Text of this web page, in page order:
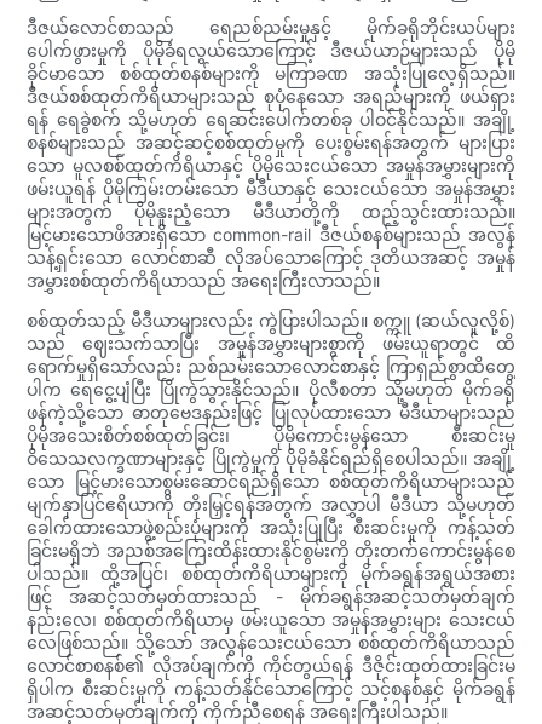
ဒီဇယ်လောင်စာသည် ရေညစ်ညမ်းမှုနှင့် မိုက်ခရိုဘိုင်းယပ်များ
ပေါက်ဖွားမှုကို ပိုမိုခံရလွယ်သောကြောင့် ဒီဇယ်ယာဉ်များသည် ပိုမို
ခိုင်မာသော စစ်ထုတ်စနစ်များကို မကြာခဏ အသုံးပြုလေ့ရှိသည်။
ဒီဇယ်စစ်ထုတ်ကိရိယာများသည် စုပုံနေသော အရည်များကို ဖယ်ရှား
ရန် ရေခွဲစက် သို့မဟုတ် ရေဆင်းပေါက်တစ်ခု ပါဝင်နိုင်သည်။ အချို့
စနစ်များသည် အဆင့်ဆင့်စစ်ထုတ်မှုကို ပေးစွမ်းရန်အတွက် များပြား
သော မူလစစ်ထုတ်ကိရိယာနှင့် ပိုမိုသေးငယ်သော အမှုန်အမွှားများကို
ဖမ်းယူရန် ပိုမိုကြမ်းတမ်းသော မီဒီယာနှင့် သေးငယ်သော အမှုန်အမွှား
များအတွက် ပိုမိုနူးညံ့သော မီဒီယာတို့ကို ထည့်သွင်းထားသည်။
မြင့်မားသောဖိအားရှိသော common-rail ဒီဇယ်စနစ်များသည် အလွန်
သန့်ရှင်းသော လောင်စာဆီ လိုအပ်သောကြောင့် ဒုတိယအဆင့် အမှုန်
အမွှားစစ်ထုတ်ကိရိယာသည် အရေးကြီးလာသည်။
စစ်ထုတ်သည့် မီဒီယာများလည်း ကွဲပြားပါသည်။ စက္ကူ (ဆယ်လူလို့စ်)
သည် ဈေးသက်သာပြီး အမှုန်အမွှားများစွာကို ဖမ်းယူရာတွင် ထိ
ရောက်မှုရှိသော်လည်း ညစ်ညမ်းသောလောင်စာနှင့် ကြာရှည်စွာထိတွေ့
ပါက ရေငွေ့ပျံပြီး ပြိုကွဲသွားနိုင်သည်။ ပိုလီစတာ သို့မဟုတ် မိုက်ခရို
ဖန်ကဲ့သို့သော ဓာတုဗေဒနည်းဖြင့် ပြုလုပ်ထားသော မီဒီယာများသည်
ပိုမိုအသေးစိတ်စစ်ထုတ်ခြင်း၊ ပိုမိုကောင်းမွန်သော စီးဆင်းမှု
ဝိသေသလက္ခဏာများနှင့် ပြိုကွဲမှုကို ပိုမိုခံနိုင်ရည်ရှိစေပါသည်။ အချို့
သော မြင့်မားသောစွမ်းဆောင်ရည်ရှိသော စစ်ထုတ်ကိရိယာများသည်
မျက်နှာပြင်ဧရိယာကို တိုးမြှင့်ရန်အတွက် အလွှာပါ မီဒီယာ သို့မဟုတ်
ခေါက်ထားသောဖွဲ့စည်းပုံများကို အသုံးပြုပြီး စီးဆင်းမှုကို ကန့်သတ်
ခြင်းမရှိဘဲ အညစ်အကြေးထိန်းထားနိုင်စွမ်းကို တိုးတက်ကောင်းမွန်စေ
ပါသည်။ ထို့အပြင်၊ စစ်ထုတ်ကိရိယာများကို မိုက်ခရွန်အရွယ်အစား
ဖြင့် အဆင့်သတ်မှတ်ထားသည် - မိုက်ခရွန်အဆင့်သတ်မှတ်ချက်
နည်းလေ၊ စစ်ထုတ်ကိရိယာမှ ဖမ်းယူသော အမှုန်အမွှားများ သေးငယ်
လေဖြစ်သည်။ သို့သော် အလွန်သေးငယ်သော စစ်ထုတ်ကိရိယာသည်
လောင်စာစနစ်၏ လိုအပ်ချက်ကို ကိုင်တွယ်ရန် ဒီဇိုင်းထုတ်ထားခြင်းမ
ရှိပါက စီးဆင်းမှုကို ကန့်သတ်နိုင်သောကြောင့် သင့်စနစ်နှင့် မိုက်ခရွန်
အဆင့်သတ်မှတ်ချက်ကို ကိုက်ညီစေရန် အရေးကြီးပါသည်။